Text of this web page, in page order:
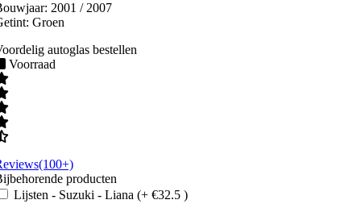
2001 / 2007
Groen
autoglas bestellen
Voorraad
producten
Lijsten - Suzuki - Liana (+ €32.5 )